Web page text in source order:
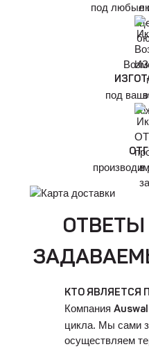
под любые
под
ОТВЕТЫ
КТО ЯВЛЯЕТСЯ
Компания
цикла. Мы сами
осуществляем